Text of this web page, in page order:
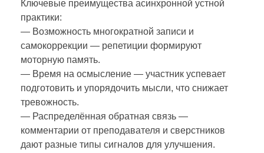
Ключевые преимущества асинхронной устной
практики:
— Возможность многократной записи и
самокоррекции — репетиции формируют
моторную память.
— Время на осмысление — участник успевает
подготовить и упорядочить мысли, что снижает
тревожность.
— Распределённая обратная связь —
комментарии от преподавателя и сверстников
дают разные типы сигналов для улучшения.